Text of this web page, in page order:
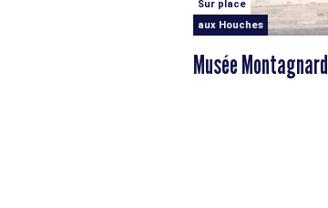
Sur place
aux Houches
Musée Montagnard